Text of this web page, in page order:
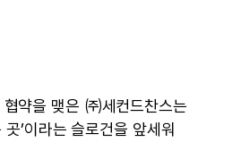
약을 맺은 ㈜세컨드찬스는
’이라는 슬로건을 앞세워